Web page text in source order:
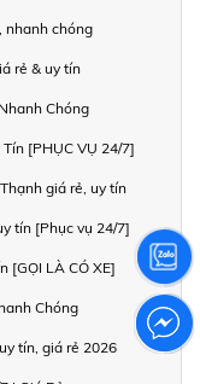
nhanh chóng
rẻ & uy tín
Chóng
[PHỤC VỤ 24/7]
giá rẻ, uy tín
tín [Phục vụ 24/7]
[GỌI LÀ CÓ XE]
Chóng
tín, giá rẻ 2026